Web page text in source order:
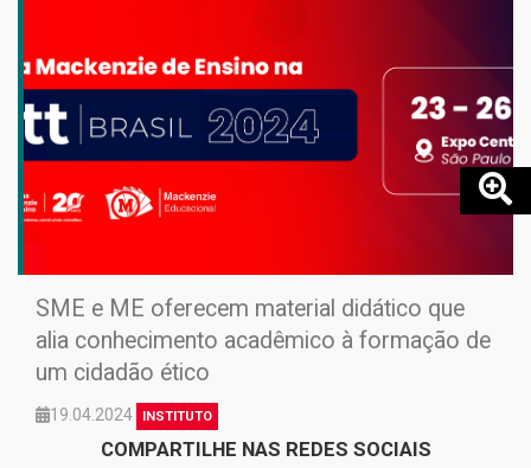
SME e ME oferecem material didático que
alia conhecimento acadêmico à formação de
um cidadão ético
19.04.2024 INSTITUTO
COMPARTILHE NAS REDES SOCIAIS